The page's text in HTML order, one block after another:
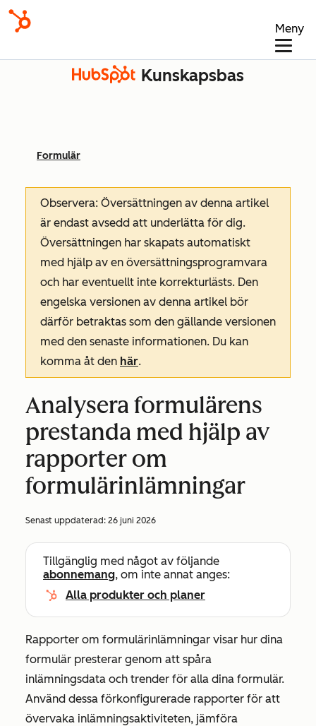
Meny
Kunskapsbas
Formulär
Observera: Översättningen av denna artikel
är endast avsedd att underlätta för dig.
Översättningen har skapats automatiskt
med hjälp av en översättningsprogramvara
och har eventuellt inte korrekturlästs. Den
engelska versionen av denna artikel bör
därför betraktas som den gällande versionen
med den senaste informationen. Du kan
komma åt den här.
Analysera formulärens
prestanda med hjälp av
rapporter om
formulärinlämningar
Senast uppdaterad: 26 juni 2026
Tillgänglig med något av följande
abonnemang, om inte annat anges:
Alla produkter och planer
Rapporter om formulärinlämningar visar hur dina
formulär presterar genom att spåra
inlämningsdata och trender för alla dina formulär.
Använd dessa förkonfigurerade rapporter för att
övervaka inlämningsaktiviteten, jämföra